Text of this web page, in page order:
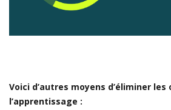
Voici d’autres moyens d’éliminer les
l’apprentissage :